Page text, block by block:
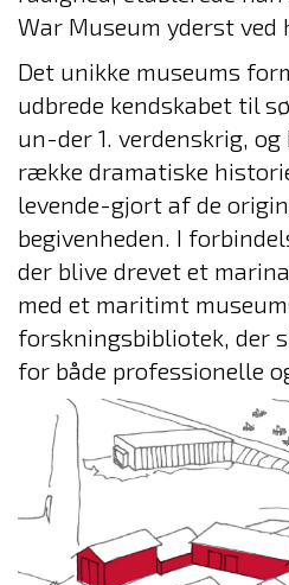
War Museum yderst ved
Det unikke museums
udbrede kendskabet til
un-der 1. verdenskrig,
række dramatiske
levende-gjort af de
begivenheden. I
der blive drevet et
med et maritimt
forskningsbibliotek, der
for både professionelle